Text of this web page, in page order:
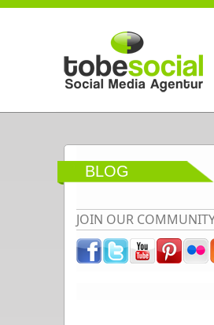
BLOG
JOIN OUR